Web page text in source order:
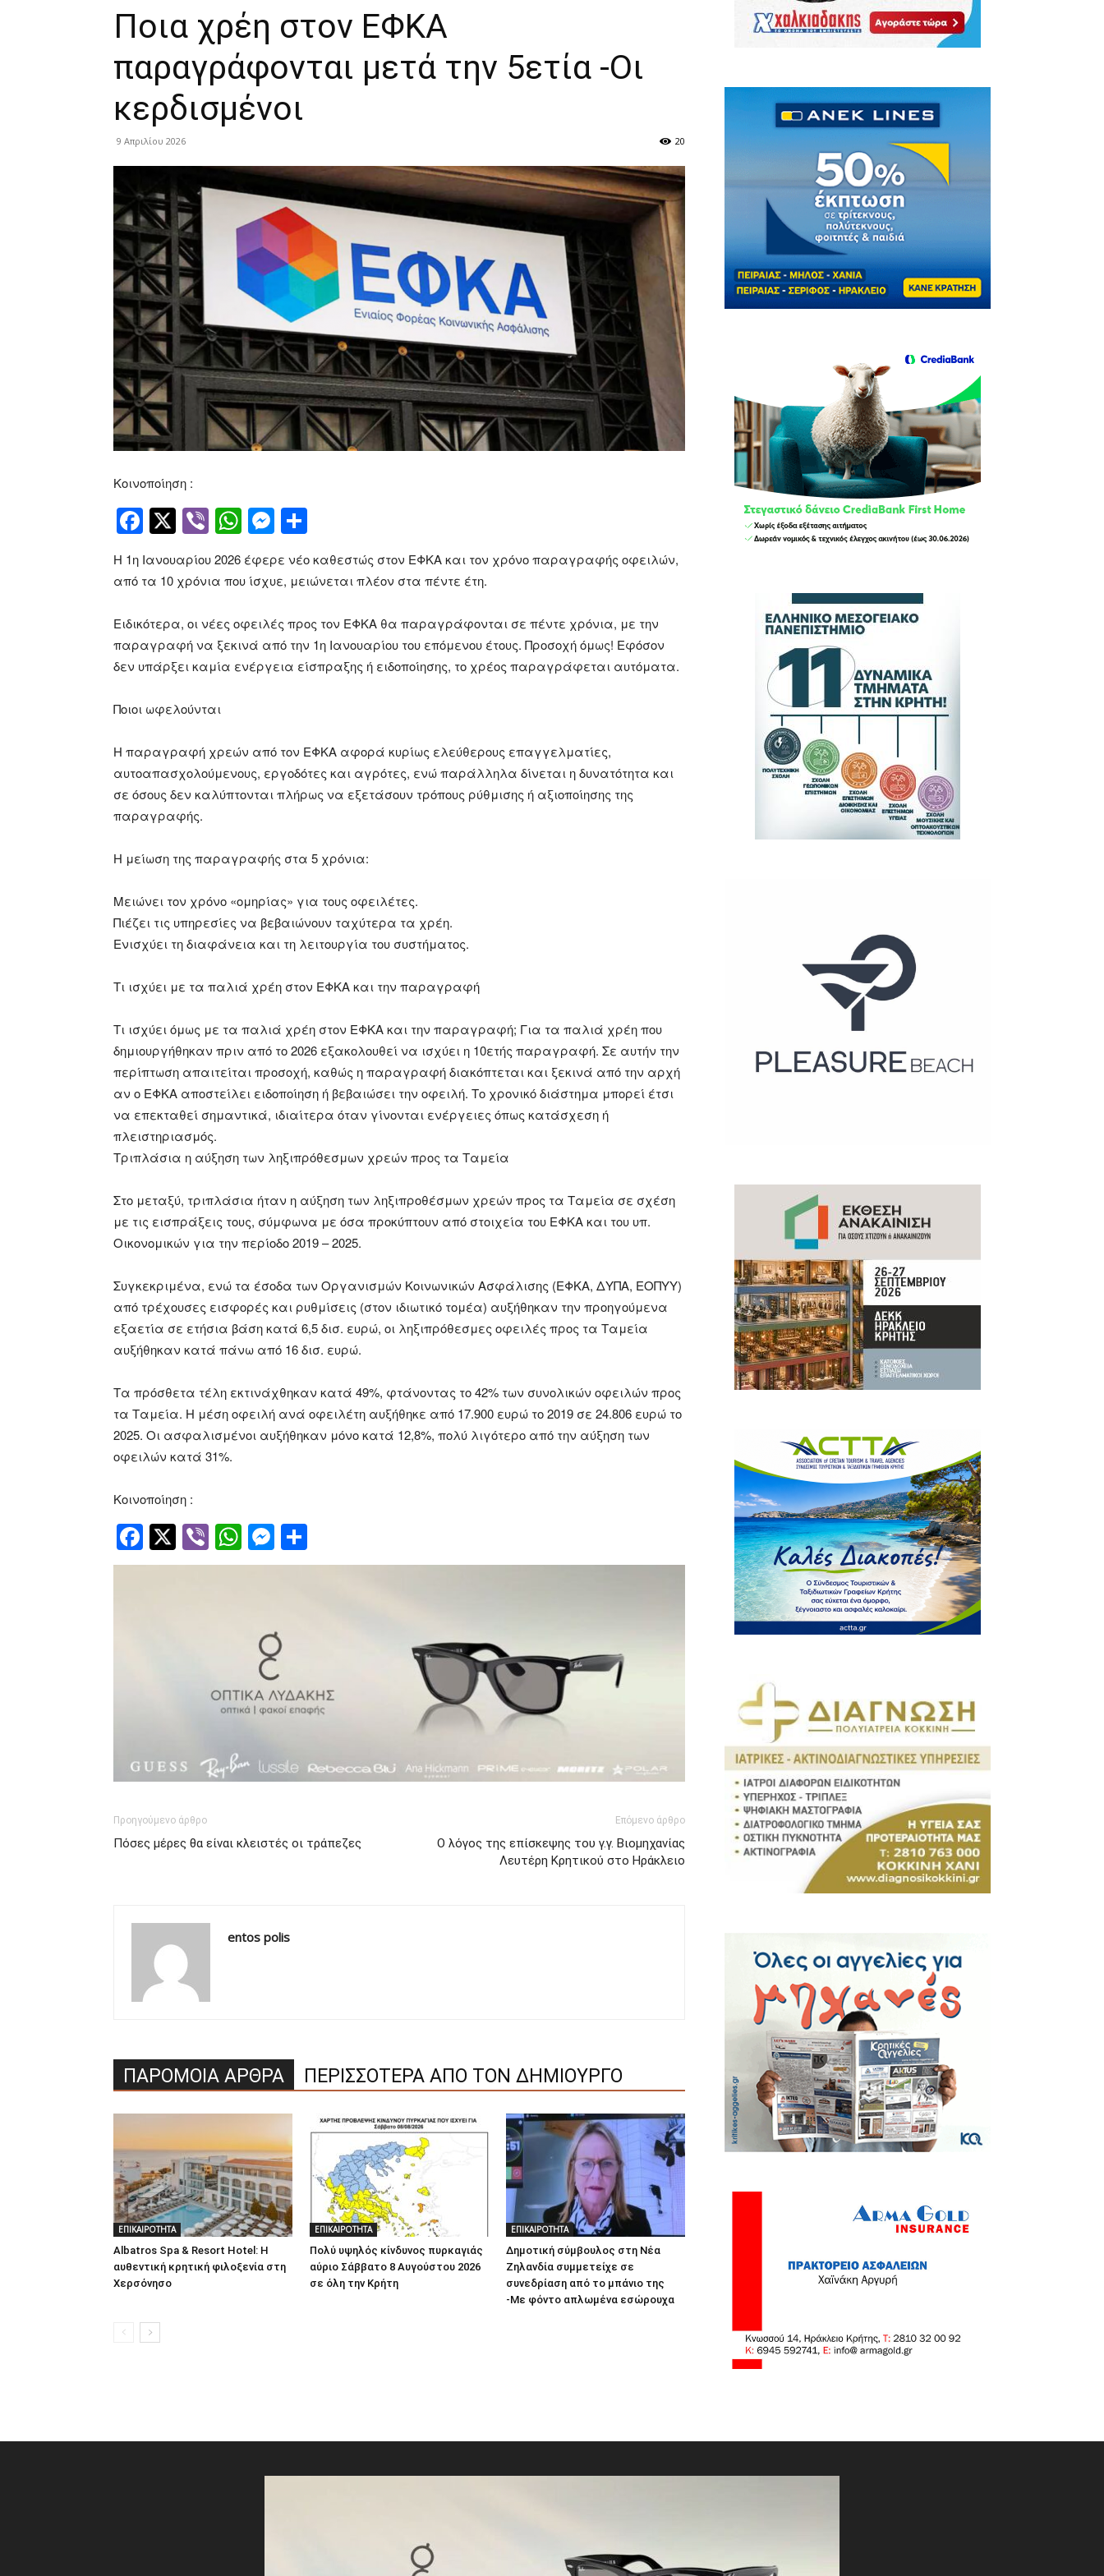
Ποια χρέη στον ΕΦΚΑ
παραγράφονται μετά την 5ετία -Οι
κερδισμένοι
9 Απριλίου 2026 20
Κοινοποίηση :
Facebook
Twitter
ViberWhatsApp
Messenger
Η 1η Ιανουαρίου 2026 έφερε νέο καθεστώς στον ΕΦΚΑ και τον χρόνο παραγραφής οφειλών,
από τα 10 χρόνια που ίσχυε, μειώνεται πλέον στα πέντε έτη.
Eιδικότερα, οι νέες οφειλές προς τον ΕΦΚΑ θα παραγράφονται σε πέντε χρόνια, με την
παραγραφή να ξεκινά από την 1η Ιανουαρίου του επόμενου έτους. Προσοχή όμως! Εφόσον
δεν υπάρξει καμία ενέργεια είσπραξης ή ειδοποίησης, το χρέος παραγράφεται αυτόματα.
Ποιοι ωφελούνται
Η παραγραφή χρεών από τον ΕΦΚΑ αφορά κυρίως ελεύθερους επαγγελματίες,
αυτοαπασχολούμενους, εργοδότες και αγρότες, ενώ παράλληλα δίνεται η δυνατότητα και
σε όσους δεν καλύπτονται πλήρως να εξετάσουν τρόπους ρύθμισης ή αξιοποίησης της
παραγραφής.
Η μείωση της παραγραφής στα 5 χρόνια:
Μειώνει τον χρόνο «ομηρίας» για τους οφειλέτες.
Πιέζει τις υπηρεσίες να βεβαιώνουν ταχύτερα τα χρέη.
Ενισχύει τη διαφάνεια και τη λειτουργία του συστήματος.
Τι ισχύει με τα παλιά χρέη στον ΕΦΚΑ και την παραγραφή
Τι ισχύει όμως με τα παλιά χρέη στον ΕΦΚΑ και την παραγραφή; Για τα παλιά χρέη που
δημιουργήθηκαν πριν από το 2026 εξακολουθεί να ισχύει η 10ετής παραγραφή. Σε αυτήν την
περίπτωση απαιτείται προσοχή, καθώς η παραγραφή διακόπτεται και ξεκινά από την αρχή
αν ο ΕΦΚΑ αποστείλει ειδοποίηση ή βεβαιώσει την οφειλή. Το χρονικό διάστημα μπορεί έτσι
να επεκταθεί σημαντικά, ιδιαίτερα όταν γίνονται ενέργειες όπως κατάσχεση ή
πλειστηριασμός.
Τριπλάσια η αύξηση των ληξιπρόθεσμων χρεών προς τα Ταμεία
Στο μεταξύ, τριπλάσια ήταν η αύξηση των ληξιπροθέσμων χρεών προς τα Ταμεία σε σχέση
με τις εισπράξεις τους, σύμφωνα με όσα προκύπτουν από στοιχεία του ΕΦΚΑ και του υπ.
Οικονομικών για την περίοδο 2019 – 2025.
Συγκεκριμένα, ενώ τα έσοδα των Οργανισμών Κοινωνικών Ασφάλισης (ΕΦΚΑ, ΔΥΠΑ, ΕΟΠΥΥ)
από τρέχουσες εισφορές και ρυθμίσεις (στον ιδιωτικό τομέα) αυξήθηκαν την προηγούμενα
εξαετία σε ετήσια βάση κατά 6,5 δισ. ευρώ, οι ληξιπρόθεσμες οφειλές προς τα Ταμεία
αυξήθηκαν κατά πάνω από 16 δισ. ευρώ.
Τα πρόσθετα τέλη εκτινάχθηκαν κατά 49%, φτάνοντας το 42% των συνολικών οφειλών προς
τα Ταμεία. Η μέση οφειλή ανά οφειλέτη αυξήθηκε από 17.900 ευρώ το 2019 σε 24.806 ευρώ το
2025. Οι ασφαλισμένοι αυξήθηκαν μόνο κατά 12,8%, πολύ λιγότερο από την αύξηση των
οφειλών κατά 31%.
Κοινοποίηση :
Facebook
Twitter
ViberWhatsApp
Messenger
Προηγούμενο άρθρο
Πόσες μέρες θα είναι κλειστές οι τράπεζες
Επόμενο άρθρο
Ο λόγος της επίσκεψης του γ.γ. Βιομηχανίας
Λευτέρη Κρητικού στο Ηράκλειο
entos polis
ΠΑΡΟΜΟΙΑ ΑΡΘΡΑ ΠΕΡΙΣΣΟΤΕΡΑ ΑΠΟ ΤΟΝ ΔΗΜΙΟΥΡΓΟ
ΕΠΙΚΑΙΡΟΤΗΤΑ
Albatros Spa & Resort Hotel: Η
αυθεντική κρητική φιλοξενία στη
Χερσόνησο
ΕΠΙΚΑΙΡΟΤΗΤΑ
Πολύ υψηλός κίνδυνος πυρκαγιάς
αύριο Σάββατο 8 Αυγούστου 2026
σε όλη την Κρήτη
ΕΠΙΚΑΙΡΟΤΗΤΑ
Δημοτική σύμβουλος στη Νέα
Ζηλανδία συμμετείχε σε
συνεδρίαση από το μπάνιο της
-Με φόντο απλωμένα εσώρουχα